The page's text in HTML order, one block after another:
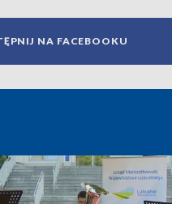
NA FACEBOOKU